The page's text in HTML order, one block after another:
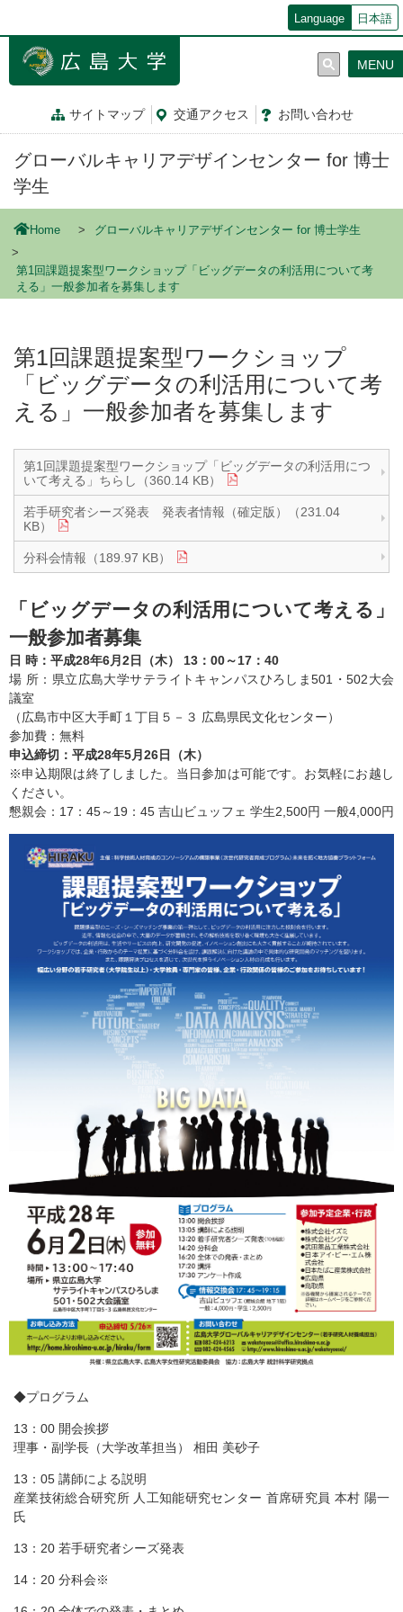
ン
Language 日本語
サイトマップ 交通アクセス お問い合わせ
MENU
グローバルキャリアデザインセンター for 博士
学生
Home グローバルキャリアデザインセンター for 博士学生
第1回課題提案型ワークショップ「ビッグデータの利活用について考
える」一般参加者を募集します
第1回課題提案型ワークショップ
「ビッグデータの利活用について考
える」一般参加者を募集します
第1回課題提案型ワークショップ「ビッグデータの利活用につ
いて考える」ちらし（360.14 KB）
若手研究者シーズ発表 発表者情報（確定版）（231.04
KB）
分科会情報（189.97 KB）
「ビッグデータの利活用について考える」
一般参加者募集
日 時：平成28年6月2日（木） 13：00～17：40
場 所：県立広島大学サテライトキャンパスひろしま501・502大会
議室
（広島市中区大手町１丁目５－３ 広島県民文化センター）
参加費：無料
申込締切：平成28年5月26日（木）
※申込期限は終了しました。当日参加は可能です。お気軽にお越し
ください。
懇親会：17：45～19：45 吉山ビュッフェ 学生2,500円 一般4,000円
◆プログラム
13：00 開会挨拶
理事・副学長（大学改革担当） 相田 美砂子
13：05 講師による説明
産業技術総合研究所 人工知能研究センター 首席研究員 本村 陽一
氏
13：20 若手研究者シーズ発表
14：20 分科会※